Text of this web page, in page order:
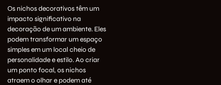
Os nichos decorativos têm um
impacto significativo na
decoração de um ambiente. Eles
podem transformar um espaço
simples em um local cheio de
personalidade e estilo. Ao criar
um ponto focal, os nichos
atraem o olhar e podem até